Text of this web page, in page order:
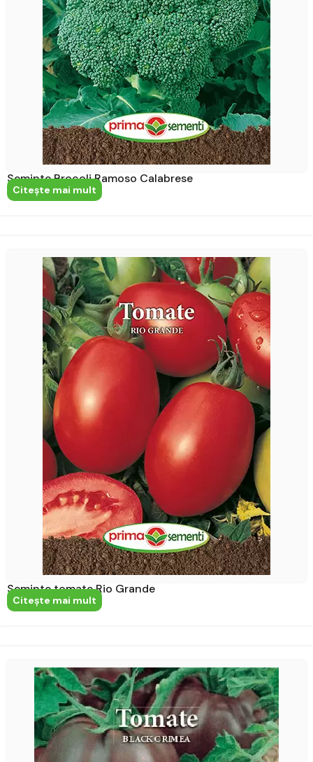
Seminte Brocoli Ramoso Calabrese
Citeşte mai mult
Seminte tomate Rio Grande
Citeşte mai mult